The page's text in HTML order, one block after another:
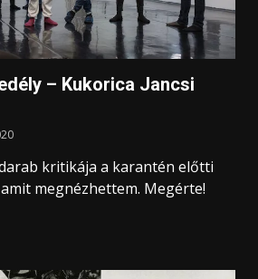
– Kukorica Jancsi
kritikája a karantén előtti
megnézhettem. Megérte!